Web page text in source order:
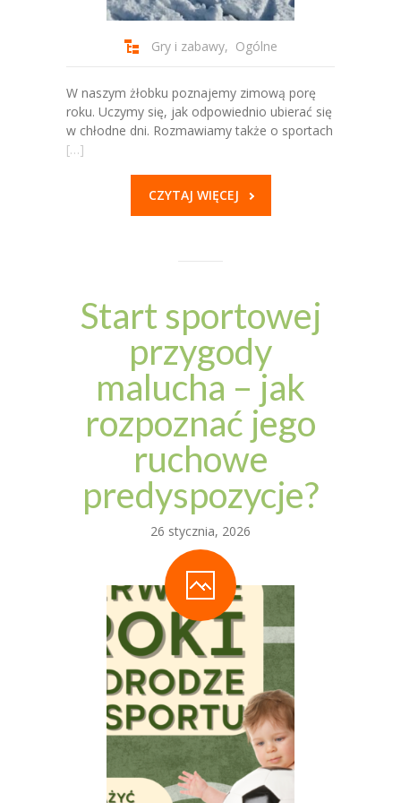
-- Procedury bezpieczeństwa
-- RODO
-- Deklaracja dostępności
Kontakt
Gry i zabawy, Ogólne
W naszym żłobku poznajemy zimową porę
roku. Uczymy się, jak odpowiednio ubierać się
w chłodne dni. Rozmawiamy także o sportach
[…]
CZYTAJ WIĘCEJ
Start sportowej
przygody
malucha – jak
rozpoznać jego
ruchowe
predyspozycje?
26 stycznia, 2026